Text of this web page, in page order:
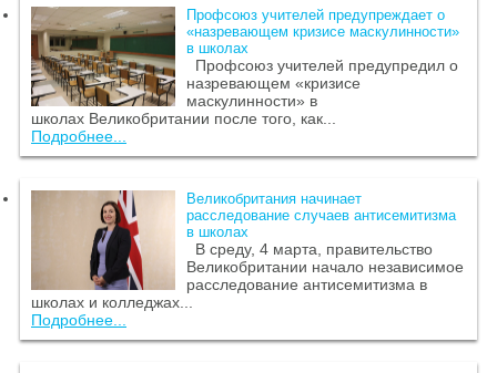
Профсоюз учителей предупреждает о
«назревающем кризисе маскулинности»
в школах
Профсоюз учителей предупредил о
назревающем «кризисе
маскулинности» в
школах Великобритании после того, как...
Подробнее...
Великобритания начинает
расследование случаев антисемитизма
в школах
В среду, 4 марта, правительство
Великобритании начало независимое
расследование антисемитизма в
школах и колледжах...
Подробнее...